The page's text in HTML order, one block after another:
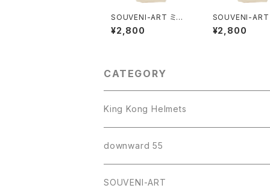
SOUVENI-ART ミロ
のヴィーナス トートバッ
グ
¥2,800
SOUVENI-ART
ンヌ「スカル」ト
グ
¥2,800
CATEGORY
King Kong Helmets
downward 55
SOUVENI-ART